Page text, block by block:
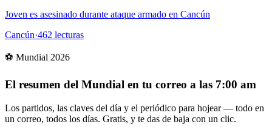
Joven es asesinado durante ataque armado en Cancún
Cancún·462 lecturas
⚽ Mundial 2026
El resumen del Mundial en tu correo a las 7:00 am
Los partidos, las claves del día y el periódico para hojear — todo en
un correo, todos los días. Gratis, y te das de baja con un clic.